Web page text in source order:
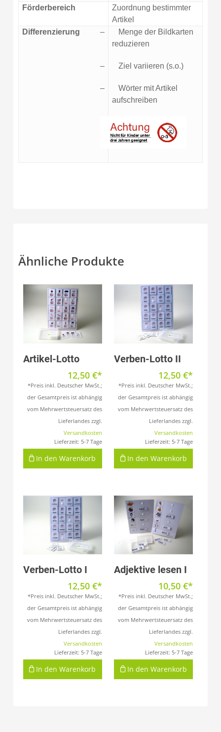
Förderbereich
Zuordnung bestimmter
Artikel
Differenzierung
–
Menge der Bildkarten
reduzieren
– Ziel variieren (s.o.)
–
Wörter mit Artikel
aufschreiben
Ähnliche Produkte
Produkt anzeigen
Artikel-Lotto
In den Warenkorb
12,50 €
*Preis inkl. Deutscher MwSt.;
der Gesamtpreis ist abhängig
vom Mehrwertsteuersatz des
Lieferlandes zzgl.
Versandkosten
Lieferzeit: 5-7 Tage
Produkt anzeigen
Verben-Lotto II
In den Warenkorb
12,50 €
*Preis inkl. Deutscher MwSt.;
der Gesamtpreis ist abhängig
vom Mehrwertsteuersatz des
Lieferlandes zzgl.
Versandkosten
Lieferzeit: 5-7 Tage
Produkt anzeigen
Verben-Lotto I
In den Warenkorb
12,50 €
*Preis inkl. Deutscher MwSt.;
der Gesamtpreis ist abhängig
vom Mehrwertsteuersatz des
Lieferlandes zzgl.
Versandkosten
Lieferzeit: 5-7 Tage
Produkt anzeigen
Adjektive lesen I
In den Warenkorb
10,50 €
*Preis inkl. Deutscher MwSt.;
der Gesamtpreis ist abhängig
vom Mehrwertsteuersatz des
Lieferlandes zzgl.
Versandkosten
Lieferzeit: 5-7 Tage